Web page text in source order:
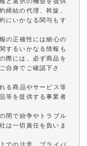
締結の代理、斡旋、
にいかなる関与もす
の正確性には細心の
するいかなる情報も
際には、必ず商品を
自身でご確認下さ
る商品やサービス等
等を提供する事業者
間で紛争やトラブル
は一切責任を負いま
での注意、プライバ